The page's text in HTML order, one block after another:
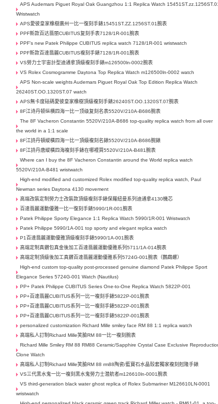
APS Audemars Piguet Royal Oak Guangzhou 1:1 Replica Watch
Wristwatch
APS愛彼皇家橡樹廣州一比一復刻手錶15451ST.ZZ.1256ST.01腕表
PPF新款百达翡丽CUBITUS复刻手表7128/1R-001腕表
PPF's new Patek Philippe CUBITUS replica watch 7128/1R-001 wristwatch
PPF新款百達翡麗CUBITUS複刻手錶7128/1R-001腕表
VS勞力士宇宙計型迪通拿頂級複刻手錶m126500ln-0002腕表
VS Rolex Cosmogramme Daytona Top Replica Watch m126500ln-0002 watch
APS Non-scale weights Audemars Piguet Royal Oak Top Edition Replica Watch
26240ST.OO.1320ST.07 watch
APS無卡度砝碼愛彼皇家橡樹頂級複刻手錶26240ST.OO.1320ST.07腕表
8F江诗丹顿纵横四海一比一顶级复刻名表5520V/210A-B686腕表
The 8F Vacheron Constantin 5520V/210A-B686 top-quality replica watch from all over
the world in a 1:1 scale
8F江詩丹頓縱橫四海一比一頂級複刻名錶5520V/210A-B686腕錶
8F江詩丹唐縱橫四海複刻手錶在哪裡買5520V/210A-B481腕表
Where can I buy the 8F Vacheron Constantin around the World replica watch
5520V/210A-B481 wristwatch
High-end modified and customized Rolex modified top-quality replica watch, Paul
Newman series Daytona 4130 movement
高端改裝定制勞力士​改裝款頂級複刻手錶保羅紐曼系列迪通拿4130機芯
百達翡麗運動優雅一比一復刻手錶5990/1R-001腕表
Patek Philippe Sporty Elegance 1:1 Replica Watch 5990/1R-001 Wristwatch
Patek Philippe 5990/1A-001 top sporty and elegant replica watch
P1百達翡麗運動優雅頂級複刻手錶5990/1A-001腕表
高端定制真鑽包真金後加工百達翡麗運動優雅系列5711/1A-014腕表
高端定制頂級後加工真鑽百達翡麗運動優雅系列5724G-001腕表（鸚鵡螺）
High-end custom top-quality post-processed genuine diamond Patek Philippe Sport
Elegance Series 5724G-001 Watch (Nautilus)
PP+ Patek Philippe CUBITUS Series One-to-One Replica Watch 5822P-001
PP+百達翡麗CUBITUS系列一比一複刻手錶5822P-001腕表
PP+百達翡麗CUBITUS系列一比一複刻手錶5822P-001腕表
PP+百達翡麗CUBITUS系列一比一複刻手錶5822P-001腕表
personalized customization Richard Mille smiley face RM 88 1:1 replica watch
高端私人訂制Richard Mille笑臉RM 88一比一複刻腕表
Richard Mille Smiley RM 88 RM88 Ceramic/Sapphire Crystal Case Exclusive
Clone Watch
高端私人訂制Richard Mille笑臉RM 88 rm88陶瓷/藍寶石水晶殼套獨家複刻尅隆手錶
VS三代黑水鬼一比一複刻黑水鬼勞力士潜航者m126610ln-0001腕表
VS third-generation black water ghost replica of Rolex Submariner M126610LN-0001
wristwatch